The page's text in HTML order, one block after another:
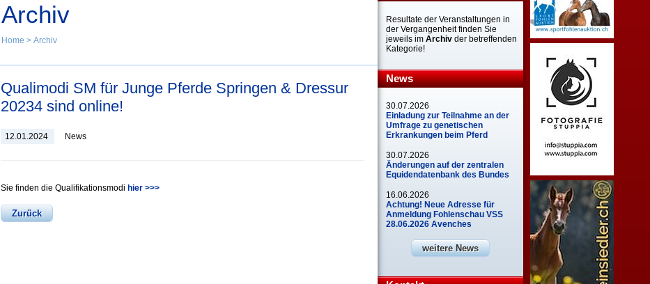
Archiv
Home > Archiv
Qualimodi SM für Junge Pferde Springen & Dressur
20234 sind online!
12.01.2024 News
Sie finden die Qualifikationsmodi hier >>>
Zurück
Resultate der Veranstaltungen in
der Vergangenheit finden Sie
jeweils im Archiv der betreffenden
Kategorie!
News
30.07.2026
Einladung zur Teilnahme an der
Umfrage zu genetischen
Erkrankungen beim Pferd
30.07.2026
Änderungen auf der zentralen
Equidendatenbank des Bundes
16.06.2026
Achtung! Neue Adresse für
Anmeldung Fohlenschau VSS
28.06.2026 Avenches
weitere News